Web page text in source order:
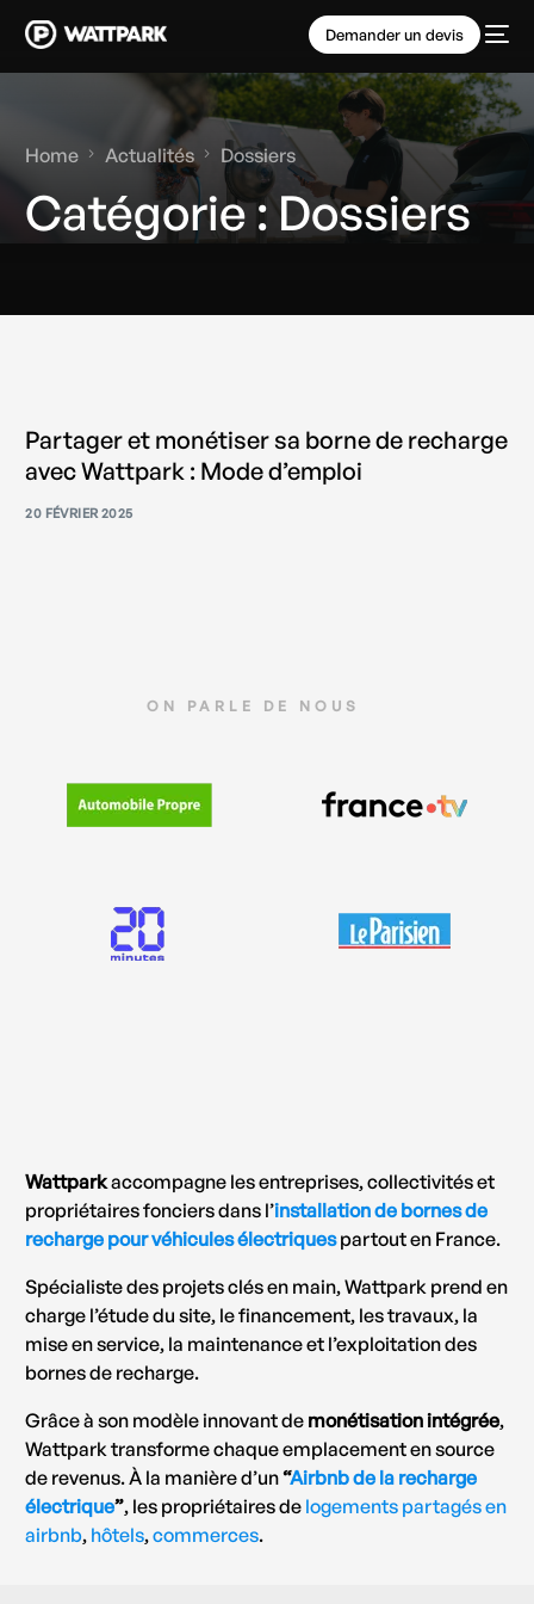
Demander un devis
Home Actualités Dossiers
Catégorie : Dossiers
Partager et monétiser sa borne de recharge
avec Wattpark : Mode d’emploi
20 FÉVRIER 2025
ON PARLE DE NOUS
Wattparkaccompagne les entreprises, collectivités et
propriétaires fonciers dans l’installation de bornes de
recharge pour véhicules électriquespartout en France.
Spécialiste des projets clés en main, Wattpark prend en
charge l’étude du site, le financement, les travaux, la
mise en service, la maintenance et l’exploitation des
bornes de recharge.
Grâce à son modèle innovant de monétisation intégrée,
Wattpark transforme chaque emplacement en source
de revenus. À la manière d’un“Airbnb de la recharge
électrique”, les propriétaires de logements partagés en
airbnb, hôtels,commerces.